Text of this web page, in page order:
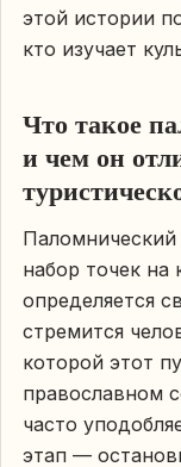
этой истории
кто изучает
Что такое
и чем он
набор точек на
определяется
стремится
которой этот
православном
часто
этап —